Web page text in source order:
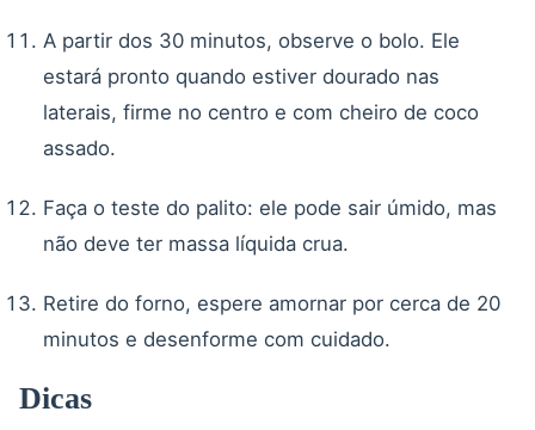
A partir dos 30 minutos, observe o bolo. Ele
estará pronto quando estiver dourado nas
laterais, firme no centro e com cheiro de coco
assado.
Faça o teste do palito: ele pode sair úmido, mas
não deve ter massa líquida crua.
Retire do forno, espere amornar por cerca de 20
minutos e desenforme com cuidado.
Dicas